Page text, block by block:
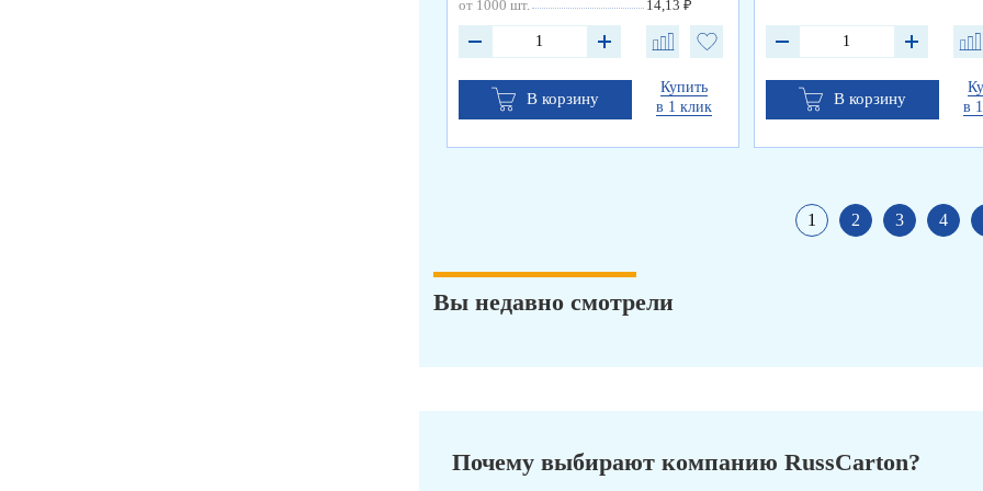
от 1000 шт.
14,13 ₽
В корзину
Купить
в 1 клик
В корзину
в
1 2 3 4
Вы недавно смотрели
Почему выбирают компанию RussCarton?